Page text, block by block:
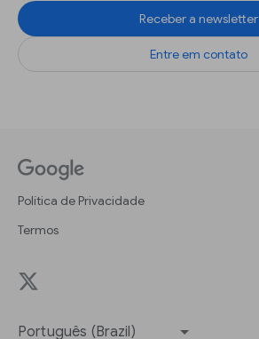
Receber a newsletter
Entre em contato
Política de Privacidade
Termos
Português (Brazil)